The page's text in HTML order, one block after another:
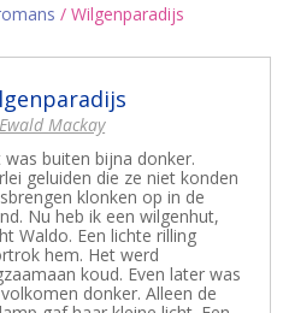
/ Wilgenparadijs
Mackay
was buiten bijna donker.
geluiden die ze niet konden
klonken op in de
Nu heb ik een wilgenhut,
Waldo. Een lichte rilling
hem. Het werd
koud. Even later was
donker. Alleen de